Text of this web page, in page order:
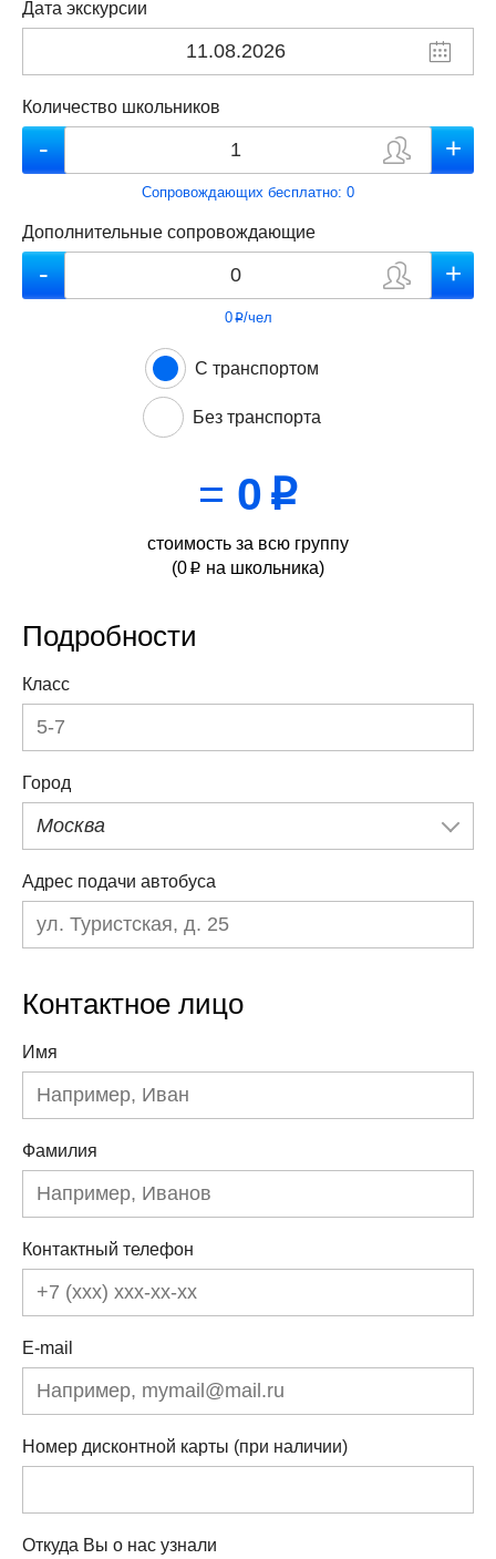
Дата экскурсии
Количество школьников
Сопровождающих бесплатно: 0
Дополнительные сопровождающие
0p/чел
С транспортом
Без транспорта
= 0 p
стоимость за всю группу
(0 p на школьника)
Подробности
Класс
Город
Москва
Адрес подачи автобуса
Контактное лицо
Имя
Фамилия
Контактный телефон
E-mail
Номер дисконтной карты (при наличии)
Откуда Вы о нас узнали